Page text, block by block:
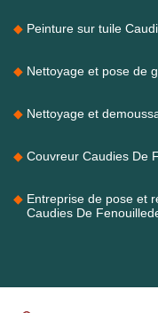
Peinture sur tuile
Nettoyage et pose de
Nettoyage et
Couvreur Caudies De
Entreprise de pose et
Caudies De